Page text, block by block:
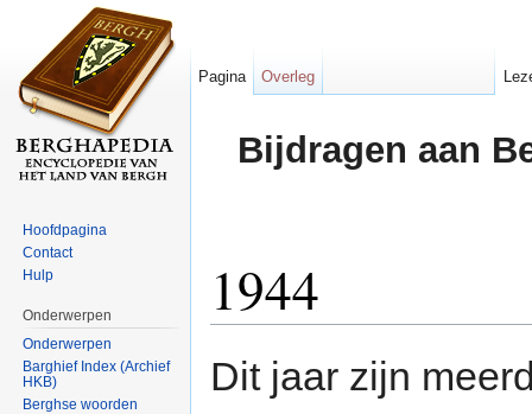
Bijdragen aan
1944
Dit jaar zijn
Pagina Overleg
Hoofdpagina
Contact
Hulp
Onderwerpen
Onderwerpen
Barghief Index (Archief
HKB)
Berghse woorden